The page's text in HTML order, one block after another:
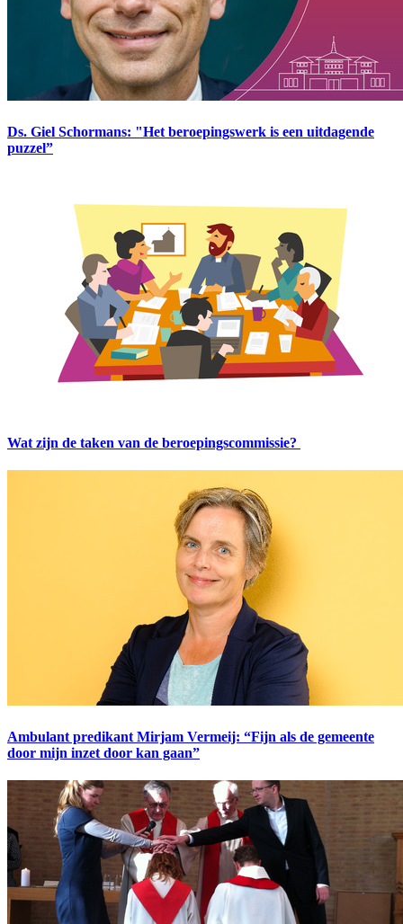
Ds. Giel Schormans: "Het beroepingswerk is een uitdagende
puzzel”
Wat zijn de taken van de beroepingscommissie?
Ambulant predikant Mirjam Vermeij: “Fijn als de gemeente
door mijn inzet door kan gaan”